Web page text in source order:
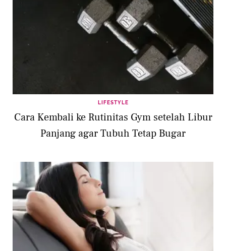
LIFESTYLE
Cara Kembali ke Rutinitas Gym setelah Libur
Panjang agar Tubuh Tetap Bugar